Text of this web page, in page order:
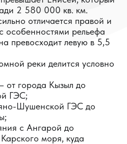
2 580 000 кв. км.
отличается правой и
особенностями рельефа
превосходит левую в 5,5
реки делится условно
от города Кызыл до
ГЭС;
Шушенской ГЭС до
с Ангарой до
моря, куда